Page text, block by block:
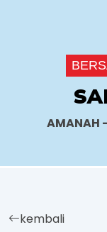
AMANAH
kembali